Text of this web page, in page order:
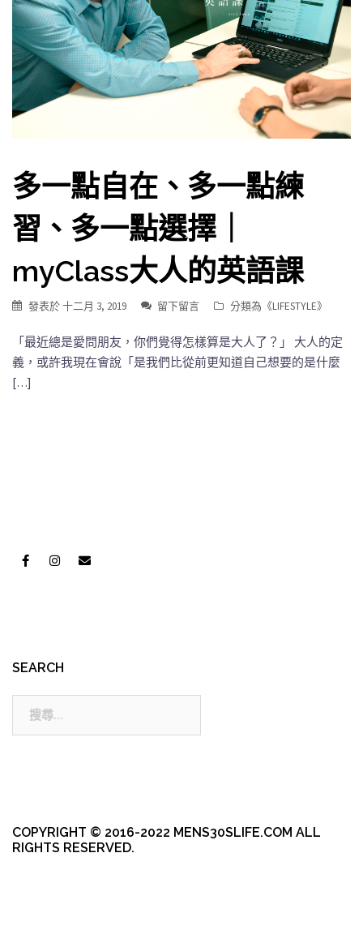
多一點自在、多一點練
習、多一點選擇｜
myClass大人的英語課
發表於十二月 3, 2019 留下留言 分類為《LIFESTYLE》
「最近總是愛問朋友，你們覺得怎樣算是大人了？」 大人的定
義，或許我現在會說「是我們比從前更知道自己想要的是什麼
[…]
SEARCH
COPYRIGHT © 2016-2022 MENS30SLIFE.COM ALL
RIGHTS RESERVED.